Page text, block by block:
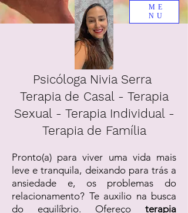
Psicóloga Nivia Serra
Terapia de Casal - Terapia
Sexual - Terapia Individual -
Terapia de Família
Pronto(a) para viver uma vida mais
leve e tranquila, deixando para trás a
ansiedade e, os problemas do
relacionamento? Te auxilio na busca
do equilíbrio. Ofereço terapia
ME
NU